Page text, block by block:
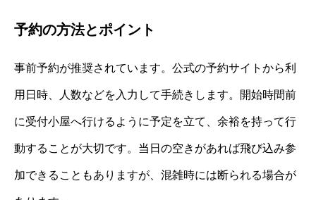
予約の方法とポイント
事前予約が推奨されています。公式の予約サイトから利
用日時、人数などを入力して手続きします。開始時間前
に受付小屋へ行けるように予定を立て、余裕を持って行
動することが大切です。当日の空きがあれば飛び込み参
加できることもありますが、混雑時には断られる場合が